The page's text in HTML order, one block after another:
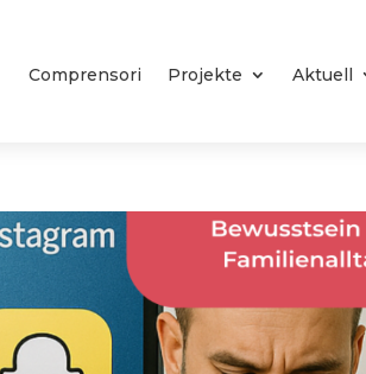
Comprensori Projekte Aktuell